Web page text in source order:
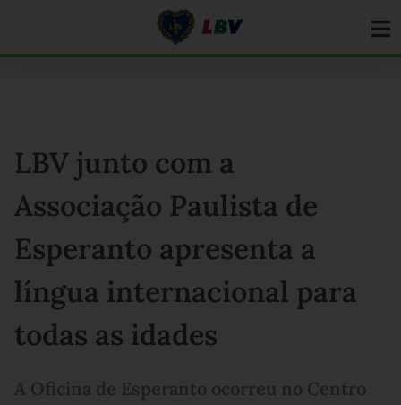
LBV junto com a
Associação Paulista de
Esperanto apresenta a
língua internacional para
todas as idades
A Oficina de Esperanto ocorreu no Centro